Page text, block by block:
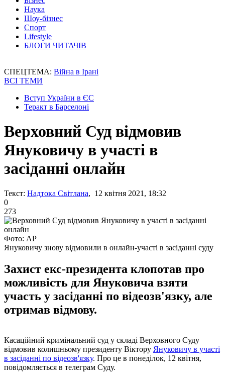
Наука
Шоу-бізнес
Спорт
Lifestyle
БЛОГИ ЧИТАЧІВ
СПЕЦТЕМА: Війна в Ірані
ВСІ ТЕМИ
Вступ України в ЄС
Теракт в Барселоні
Верховний Суд відмовив
Януковичу в участі в
засіданні онлайн
Текст: Надтока Світлана, 12 квітня 2021, 18:32
0
273
Фото: AP
Януковичу знову відмовили в онлайн-участі в засіданні суду
Захист екс-президента клопотав про
можливість для Януковича взяти
участь у засіданні по відеозв'язку, але
отримав відмову.
Касаційний кримінальний суд у складі Верховного Суду
відмовив колишньому президенту Віктору Януковичу в участі
в засіданні по відеозв'язку. Про це в понеділок, 12 квітня,
повідомляється в телеграм Суду.